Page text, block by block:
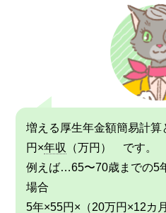
増える厚生年金額簡易計
円×年収
（万円） です。
例えば…65〜70歳までの5
場合
5年×55円×（20万円×12カ